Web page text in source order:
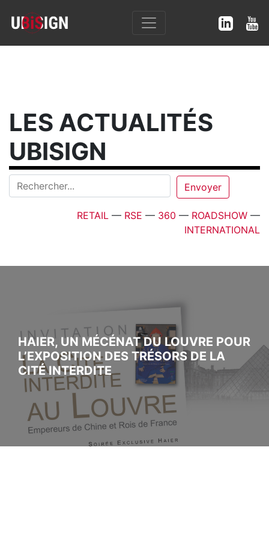
LES ACTUALITÉS
UBISIGN
RETAIL — RSE — 360 — ROADSHOW —
INTERNATIONAL
HAIER, UN MÉCÉNAT DU LOUVRE POUR
L’EXPOSITION DES TRÉSORS DE LA
CITÉ INTERDITE